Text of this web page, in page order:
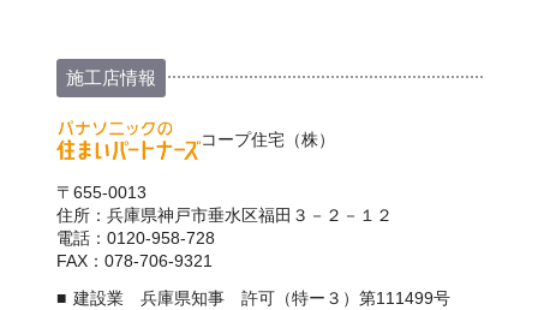
施工店情報
コープ住宅（株）
〒655-0013
住所：兵庫県神戸市垂水区福田３－２－１２
電話：0120-958-728
FAX：078-706-9321
建設業 兵庫県知事 許可（特ー３）第111499号